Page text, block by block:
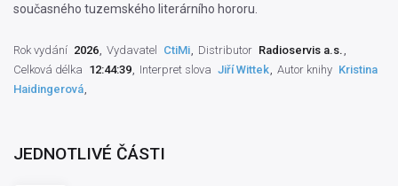
současného tuzemského literárního hororu.
Rok vydání 2026 Vydavatel CtiMi Distributor Radioservis a.s.
Celková délka 12:44:39 Interpret slova Jiří Wittek Autor knihy Kristina
Haidingerová
JEDNOTLIVÉ ČÁSTI